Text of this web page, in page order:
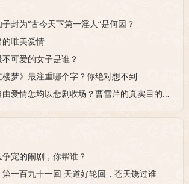
封为“古今天下第一淫人”是何因？
唯美爱情
可爱的女子是谁？
梦》最注重哪个字？你绝对想不到
爱情怎均以悲剧收场？曹雪芹的真实目的何在？
宠的闹剧，你帮谁？
一百九十一回 天道好轮回，苍天饶过谁